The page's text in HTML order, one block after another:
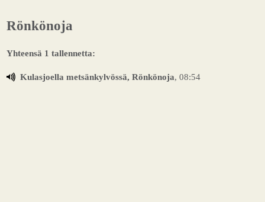
Rönkönoja
Yhteensä 1 tallennetta:
Kulasjoella metsänkylvössä, Rönkönoja, 08:54